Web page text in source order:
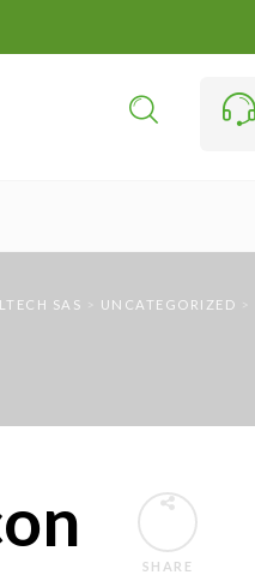
SAS UNCATEGORIZED
SHARE